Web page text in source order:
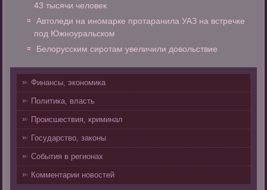
43 тысячи человек
Автоледи на иномарке протаранила УАЗ на встречке
под Южноуральском
Белорусским сиротам увеличили довольствие
Финансы, экономика
Политика, власть
Происшествия, криминал
Государство, законы
События в регионах
Комментарии новостей